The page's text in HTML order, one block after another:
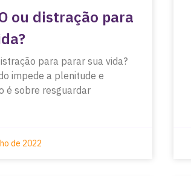
ou distração para
para parar sua vida?
impede a plenitude e
é sobre resguardar
de 2022